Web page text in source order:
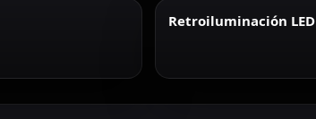
Retroiluminación LED